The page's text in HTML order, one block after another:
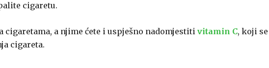
cigaretu.
cigaretama, a njime ćete i uspješno nadomjestiti vitamin C, koji se
cigareta.